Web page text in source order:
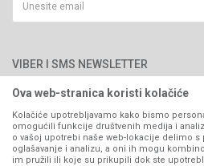
066/44-99-00
Kontakt
Isporuka
Pravo na odustajanje
Reklamacije
Povraćaj sredstava
Zamjena artikala
Plaćanje karticama
VIBER I SMS NEWSLETTER
PRATITE NAS
Ova web-stranica koristi kolačiće
Kolačiće upotrebljavamo kako bismo
omogućili funkcije društvenih medija i
o vašoj upotrebi naše web-lokacije delimo
oglašavanje i analizu, a oni ih mogu
im pružili ili koje su prikupili dok ste